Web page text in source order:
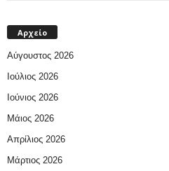
Αρχείο
Αύγουστος 2026
Ιούλιος 2026
Ιούνιος 2026
Μάιος 2026
Απρίλιος 2026
Μάρτιος 2026